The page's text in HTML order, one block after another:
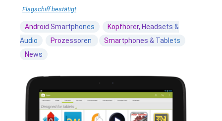
Flagschiff bestätigt
Android Smartphones
Kopfhörer, Headsets &
Audio
Prozessoren
Smartphones & Tablets
News